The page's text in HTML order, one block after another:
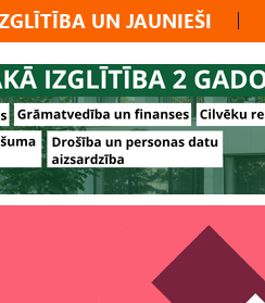
UN JAUNIEŠI